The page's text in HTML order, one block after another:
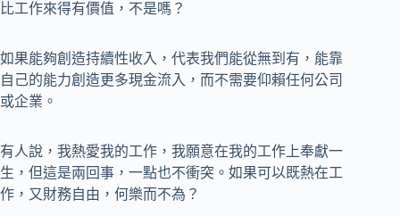
比工作來得有價值，不是嗎？
如果能夠創造持續性收入，代表我們能從無到有，能靠
自己的能力創造更多現金流入，而不需要仰賴任何公司
或企業。
有人說，我熱愛我的工作，我願意在我的工作上奉獻一
生，但這是兩回事，一點也不衝突。如果可以既熱在工
作，又財務自由，何樂而不為？